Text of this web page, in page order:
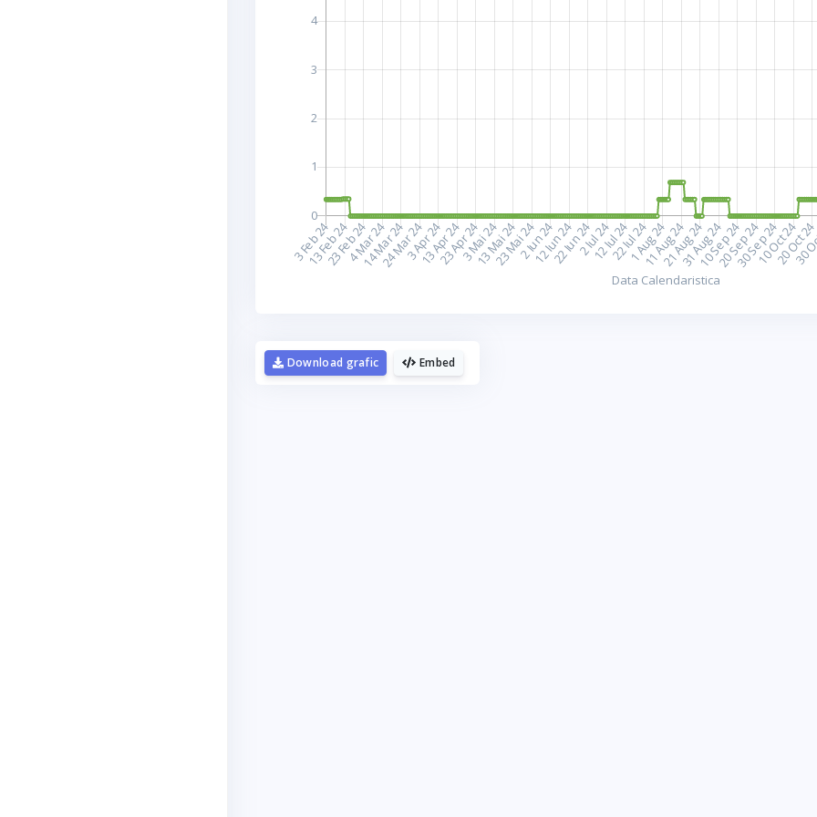
Embed
Download grafic
plac cafelele.
Daca urmaresti graficele de pe Graphs.ro, gandeste-te
o cafea mi-ar da energie sa mai fac si altele!
☕ Meriti o cafea! Poate altadata.